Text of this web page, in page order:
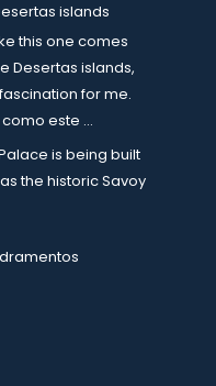
islands
this one comes
Desertas islands,
for me.
este ...
is being built
the historic Savoy